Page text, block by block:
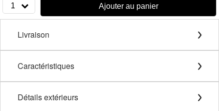
1 Ajouter au panier
Livraison
Caractéristiques
Détails extérieurs